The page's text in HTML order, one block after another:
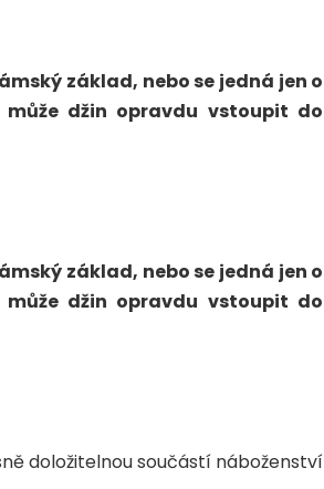
základ, nebo se jedná jen o
džin opravdu vstoupit do
základ, nebo se jedná jen o
džin opravdu vstoupit do
doložitelnou součástí náboženství